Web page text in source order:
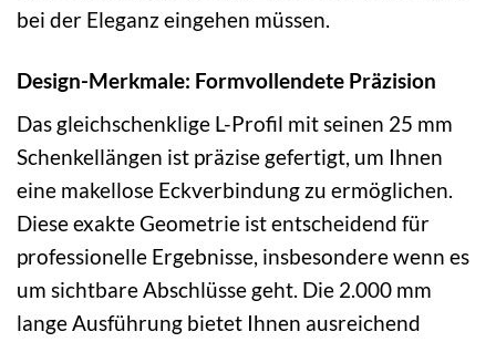
bei der Eleganz eingehen müssen.
Design-Merkmale: Formvollendete Präzision
Das gleichschenklige L-Profil mit seinen 25 mm
Schenkellängen ist präzise gefertigt, um Ihnen
eine makellose Eckverbindung zu ermöglichen.
Diese exakte Geometrie ist entscheidend für
professionelle Ergebnisse, insbesondere wenn es
um sichtbare Abschlüsse geht. Die 2.000 mm
lange Ausführung bietet Ihnen ausreichend